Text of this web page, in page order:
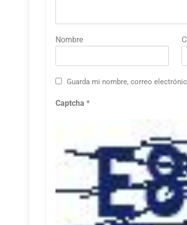
Nombre
Guarda mi nombre, correo
Captcha *